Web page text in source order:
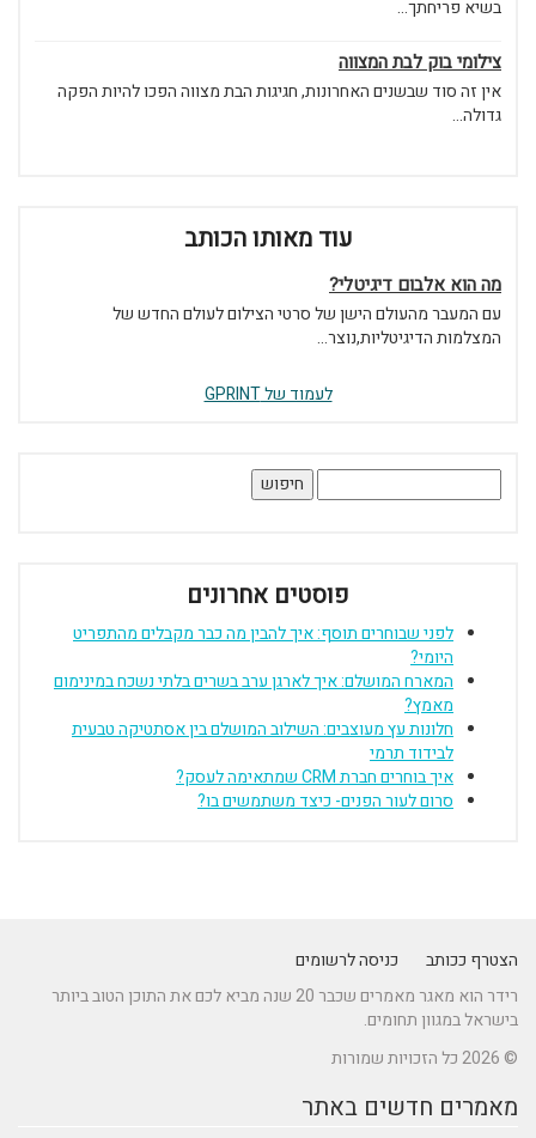
בשיא פריחתך...
צילומי בוק לבת המצווה
אין זה סוד שבשנים האחרונות, חגיגות הבת מצווה הפכו להיות הפקה
גדולה...
עוד מאותו הכותב
מה הוא אלבום דיגיטלי?
עם המעבר מהעולם הישן של סרטי הצילום לעולם החדש של
המצלמות הדיגיטליות,נוצר...
לעמוד של GPRINT
פוסטים אחרונים
לפני שבוחרים תוסף: איך להבין מה כבר מקבלים מהתפריט
היומי?
המארח המושלם: איך לארגן ערב בשרים בלתי נשכח במינימום
מאמץ?
חלונות עץ מעוצבים: השילוב המושלם בין אסתטיקה טבעית
לבידוד תרמי
איך בוחרים חברת CRM שמתאימה לעסק?
סרום לעור הפנים- כיצד משתמשים בו?
הצטרף ככותב
כניסה לרשומים
רידר הוא מאגר מאמרים שכבר 20 שנה מביא לכם את התוכן הטוב ביותר
בישראל במגוון תחומים.
© 2026 כל הזכויות שמורות
מאמרים חדשים באתר